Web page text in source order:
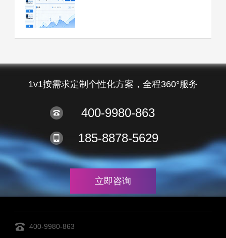
1v1按需求定制个性化方案，全程360°服务
400-9980-863
185-8878-5629
立即咨询
400-9980-863